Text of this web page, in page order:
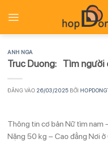
qua
ANH NGA
Truc Duong: Tìm người
ĐĂNG VÀO 26/03/2025 BỞI
Thông tin cơ bản Nữ tìm nam
Nặng 50 kg – Cao đẳng Nơi